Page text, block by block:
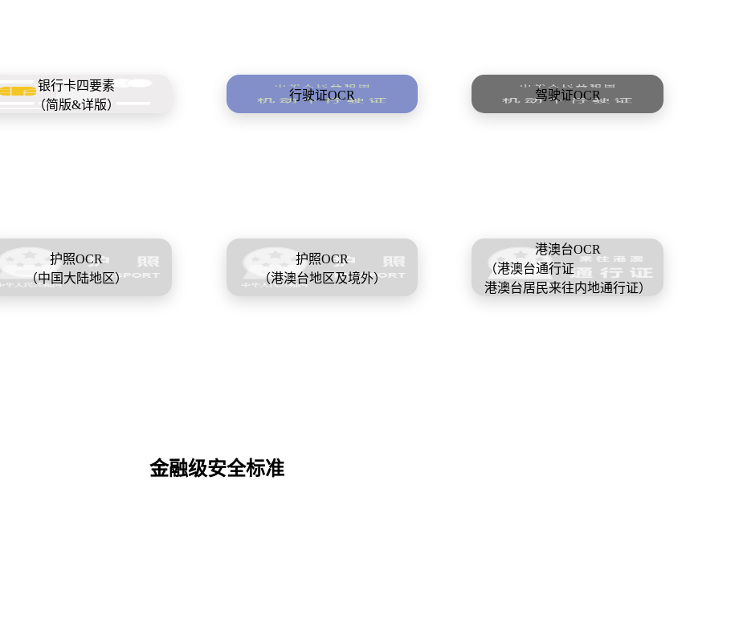
银行卡四要素
（简版&详版）
行驶证OCR 驾驶证OCR
护照OCR
（中国大陆地区）
护照OCR
（港澳台地区及境外）
港澳台OCR
（港澳台通行证
港澳台居民来往内地通行证）
金融级安全标准